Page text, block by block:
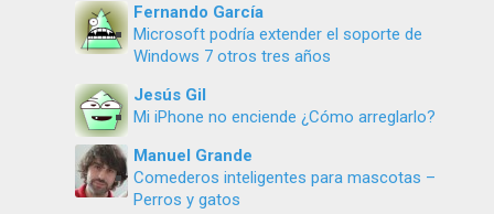
Fernando García
Microsoft podría extender el soporte de
Windows 7 otros tres años
Jesús Gil
Mi iPhone no enciende ¿Cómo arreglarlo?
Manuel Grande
Comederos inteligentes para mascotas –
Perros y gatos